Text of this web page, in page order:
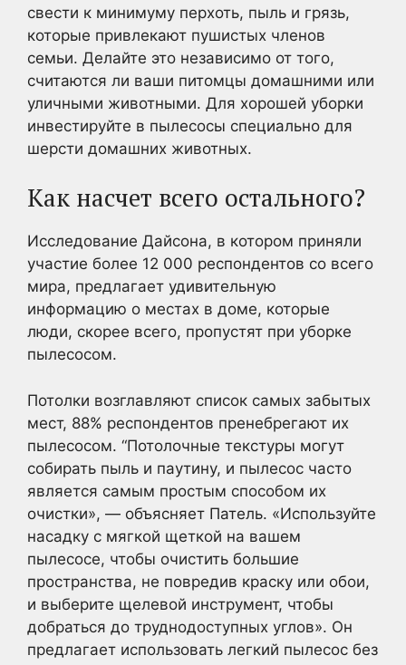
свести к минимуму перхоть, пыль и грязь,
которые привлекают пушистых членов
семьи. Делайте это независимо от того,
считаются ли ваши питомцы домашними или
уличными животными. Для хорошей уборки
инвестируйте в пылесосы специально для
шерсти домашних животных.
Как насчет всего остального?
Исследование Дайсона, в котором приняли
участие более 12 000 респондентов со всего
мира, предлагает удивительную
информацию о местах в доме, которые
люди, скорее всего, пропустят при уборке
пылесосом.
Потолки возглавляют список самых забытых
мест, 88% респондентов пренебрегают их
пылесосом. “Потолочные текстуры могут
собирать пыль и паутину, и пылесос часто
является самым простым способом их
очистки», — объясняет Патель. «Используйте
насадку с мягкой щеткой на вашем
пылесосе, чтобы очистить большие
пространства, не повредив краску или обои,
и выберите щелевой инструмент, чтобы
добраться до труднодоступных углов». Он
предлагает использовать легкий пылесос без